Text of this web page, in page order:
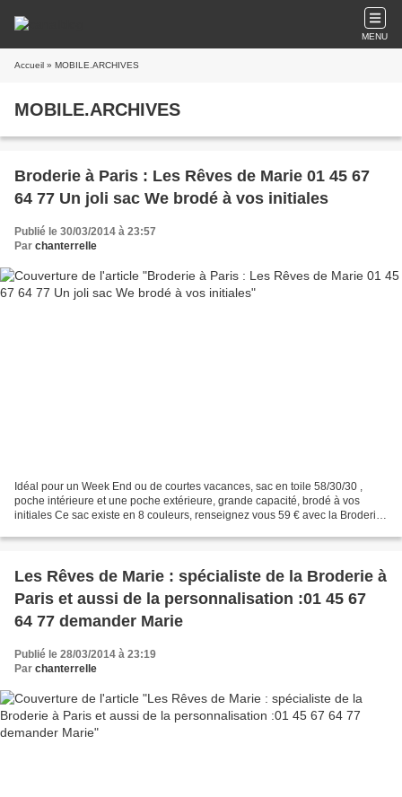
MENU
Accueil » MOBILE.ARCHIVES
MOBILE.ARCHIVES
Broderie à Paris : Les Rêves de Marie 01 45 67
64 77 Un joli sac We brodé à vos initiales
Publié le 30/03/2014 à 23:57
Par chanterrelle
Idéal pour un Week End ou de courtes vacances, sac en toile 58/30/30 ,
poche intérieure et une poche extérieure, grande capacité, brodé à vos
initiales Ce sac existe en 8 couleurs, renseignez vous 59 € avec la Broderie
Les Rêves de Marie : spécialiste de la Broderie à
Paris et aussi de la personnalisation :01 45 67
64 77 demander Marie
Publié le 28/03/2014 à 23:19
Par chanterrelle